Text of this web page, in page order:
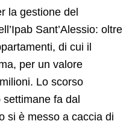
la gestione del
Sant’Alessio: oltre
di cui il
per un valore
Lo scorso
fa dal
si è messo a caccia di